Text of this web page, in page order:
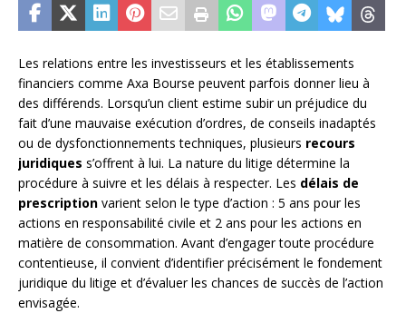
Les relations entre les investisseurs et les établissements
financiers comme Axa Bourse peuvent parfois donner lieu à
des différends. Lorsqu’un client estime subir un préjudice du
fait d’une mauvaise exécution d’ordres, de conseils inadaptés
ou de dysfonctionnements techniques, plusieurs recours
juridiques s’offrent à lui. La nature du litige détermine la
procédure à suivre et les délais à respecter. Les délais de
prescription varient selon le type d’action : 5 ans pour les
actions en responsabilité civile et 2 ans pour les actions en
matière de consommation. Avant d’engager toute procédure
contentieuse, il convient d’identifier précisément le fondement
juridique du litige et d’évaluer les chances de succès de l’action
envisagée.